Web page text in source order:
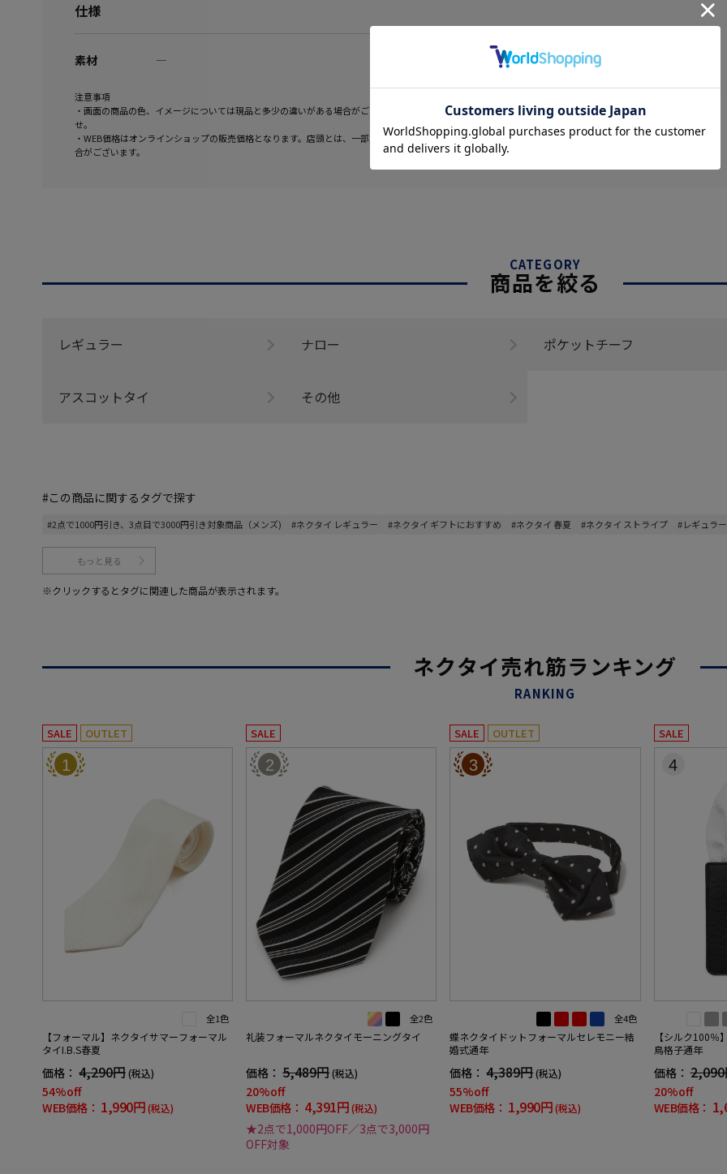
仕様
素材 ―
注意事項
・画面の商品の色、イメージについては現品と多少の違いがある場合がございますが、予めご了承くださいま
せ。
・WEB価格はオンラインショップの販売価格となります。店頭とは、一部販売価格およびセール内容が異なる場
合がございます。
CATEGORY
商品を絞る
レギュラー ナロー ポケットチーフ
アスコットタイ その他
#この商品に関するタグで探す
#2点で1000円引き、3点目で3000円引き対象商品（メンズ) #ネクタイ レギュラー #ネクタイ ギフトにおすすめ #ネクタイ 春夏 #ネクタイ ストライプ #レギュラ
もっと見る
※クリックするとタグに関連した商品が表示されます。
ネクタイ売れ筋ランキング
RANKING
SALE OUTLET
1
全1色
【フォーマル】ネクタイサマーフォーマル
タイI.B.S春夏
価格： 4,290円(税込)
54%off
WEB価格： 1,990円(税込)
SALE
2
全2色
礼装フォーマルネクタイモーニングタイ
価格： 5,489円(税込)
20%off
WEB価格： 4,391円(税込)
★2点で1,000円OFF／3点で3,000円
OFF対象
SALE OUTLET
3
全4色
蝶ネクタイドットフォーマルセレモニー結
婚式通年
価格： 4,389円(税込)
55%off
WEB価格： 1,990円(税込)
SALE
4
【シルク100％
鳥格子通年
価格：
20%off
WEB価格：